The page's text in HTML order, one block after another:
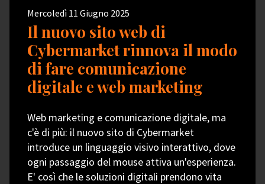
Mercoledì 11 Giugno 2025
Il nuovo sito web di
Cybermarket rinnova il modo
di fare comunicazione
digitale e web marketing
Web marketing e comunicazione digitale, ma
c'è di più: il nuovo sito di Cybermarket
introduce un linguaggio visivo interattivo, dove
ogni passaggio del mouse attiva un'esperienza.
E' così che le soluzioni digitali prendono vita